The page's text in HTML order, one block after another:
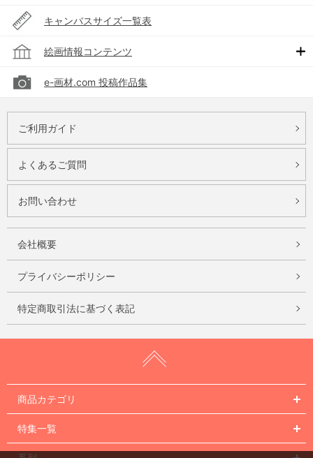
キャンバスサイズ一覧表
絵画情報コンテンツ
e-画材.com 投稿作品集
ご利用ガイド
よくあるご質問
お問い合わせ
会社概要
プライバシーポリシー
特定商取引法に基づく表記
商品カテゴリ
特集一覧